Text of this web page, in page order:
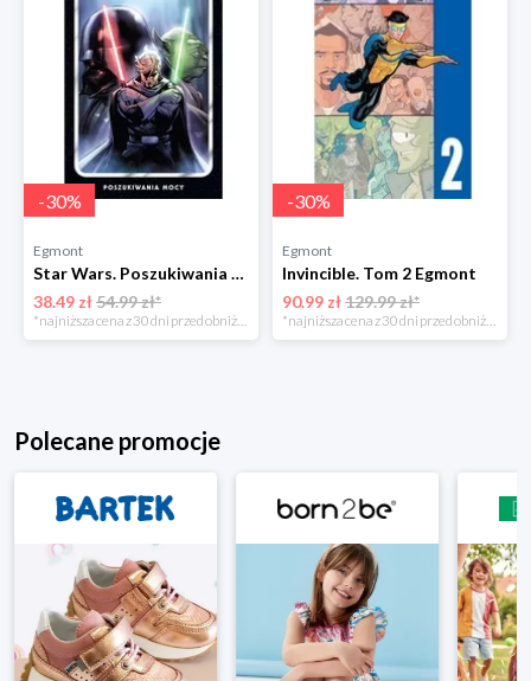
-30%
Egmont
Star Wars. Poszukiwania Mocy. Tom 6 Egmont
38.49 zł54.99 zł*
*najniższa cena z 30 dni przed obniżką
-30%
Egmont
Invincible. Tom 2 Egmont
90.99 zł129.99 zł*
*najniższa cena z 30 dni przed obniżką
Polecane promocje